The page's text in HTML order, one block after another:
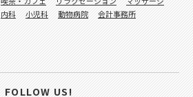
内科 小児科 動物病院
会計事務所
FOLLOW US!